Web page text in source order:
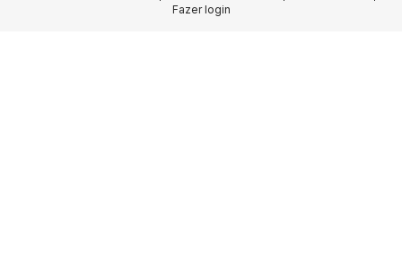
Fazer login